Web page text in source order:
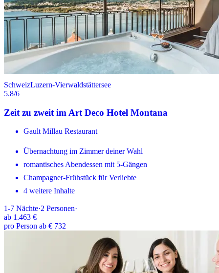
SchweizLuzern-Vierwaldstättersee
5.8/6
Zeit zu zweit im Art Deco Hotel Montana
Gault Millau Restaurant
Übernachtung im Zimmer deiner Wahl
romantisches Abendessen mit 5-Gängen
Champagner-Frühstück für Verliebte
4 weitere Inhalte
1-7 Nächte·2 Personen·
ab 1.463 €
pro Person ab € 732